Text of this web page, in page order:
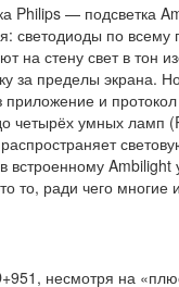
— подсветка
светодиоды по всему
на стену свет в тон
за пределы экрана.
приложение и
четырёх умных ламп
встроенному Ambilight
то, ради чего многие
несмотря на